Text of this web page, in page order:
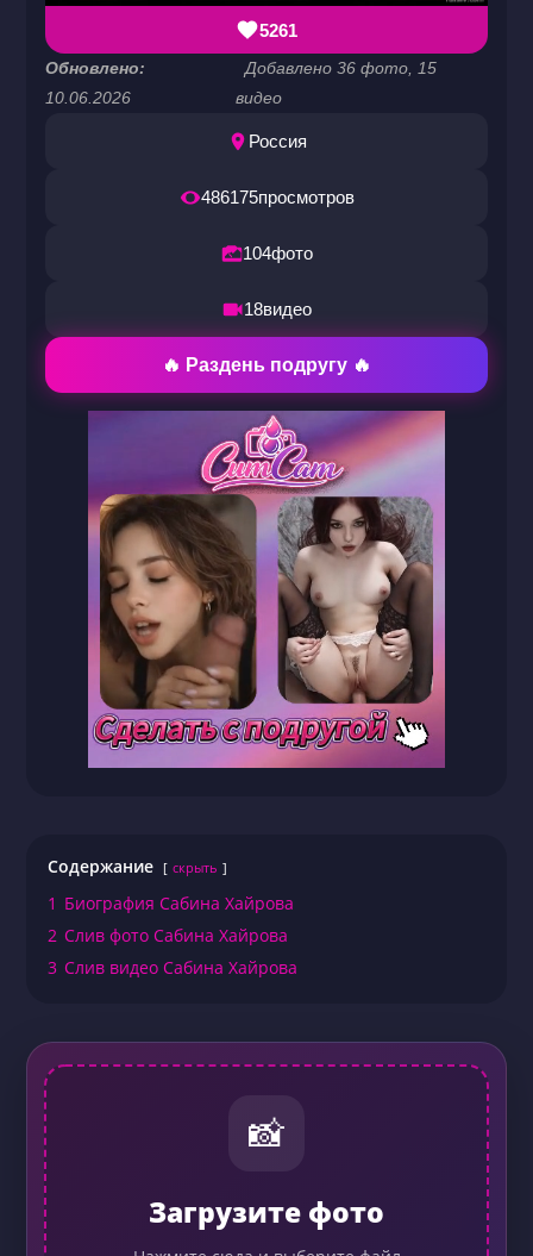
5261
Обновлено:
10.06.2026
Добавлено 36 фото, 15
видео
Россия
486175просмотров
104фото
18видео
🔥 Раздень подругу 🔥
Содержание скрыть
1 Биография Сабина Хайрова
2 Слив фото Сабина Хайрова
3 Слив видео Сабина Хайрова
📸
Загрузите фото